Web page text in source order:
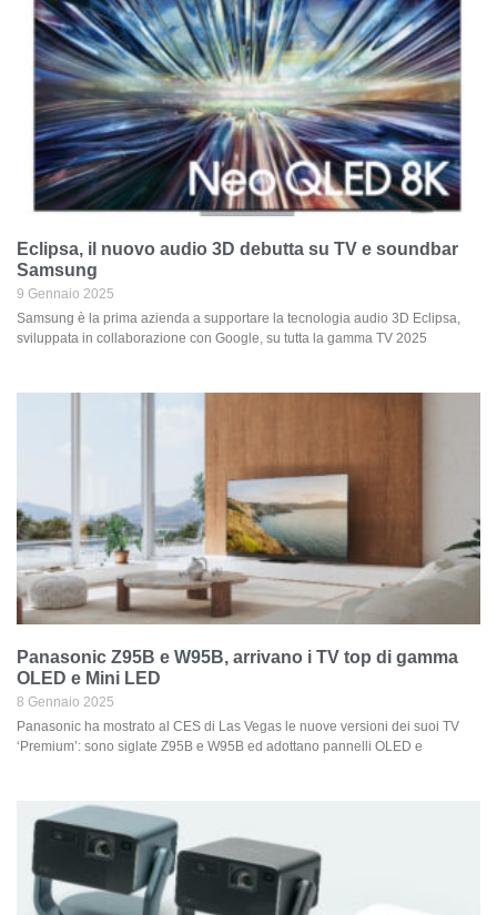
Eclipsa, il nuovo audio 3D debutta su TV e soundbar
Samsung
9 Gennaio 2025
Samsung è la prima azienda a supportare la tecnologia audio 3D Eclipsa,
sviluppata in collaborazione con Google, su tutta la gamma TV 2025
Panasonic Z95B e W95B, arrivano i TV top di gamma
OLED e Mini LED
8 Gennaio 2025
Panasonic ha mostrato al CES di Las Vegas le nuove versioni dei suoi TV
‘Premium’: sono siglate Z95B e W95B ed adottano pannelli OLED e